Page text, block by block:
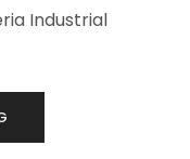
Industrial